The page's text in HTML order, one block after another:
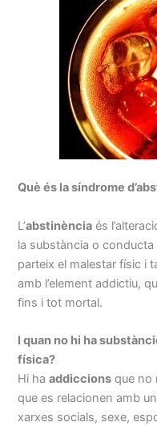
Què és la síndrome
L’abstinència és
la substància o conducta
parteix el malestar físic i
amb l’element addictiu,
fins i tot mortal.
I quan no hi ha
física?
Hi haaddiccions que no
que es relacionen amb
xarxes socials, sexe,